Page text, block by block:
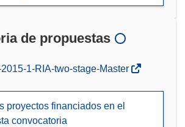
de propuestas
1-RIA-two-stage-Master
proyectos financiados en el
convocatoria